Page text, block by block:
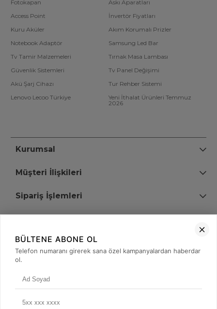
Fotokapan
Askı Aparatları
Access Point
İnvertör Fiyatları
Kuru Aküler
Akım Korumalı Prizler
Notebook Adaptör
Samsung Led Bar
Tv Tamir Malzemeleri
Tırnak Masa Lambası
Güvenlik Sistemleri
Tv Panel Değişimi
Akü Şarj Cihazı
Tur Rehber Sistemi
Lenovo Lecoo Türkiye
Yeni İthalat Ürünleri Temmuz
2026
Kurumsal
Müşteri İlişkileri
Sipariş İşlemleri
+90 (850) 473 08 08
BÜLTENE ABONE OL
Telefon numaranı girerek sana özel kampanyalardan haberdar
ol.